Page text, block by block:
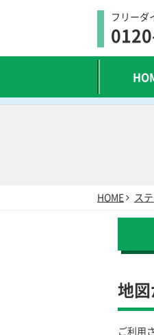
フリーダ
HOME ス
地
ご利用